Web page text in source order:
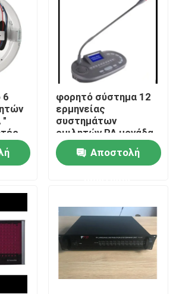
6
"
φορητό σύστημα 12
ερμηνείας
συστημάτων
ομιλητών PA μονάδα
διερμηνέων καναλιών
Αποστολή